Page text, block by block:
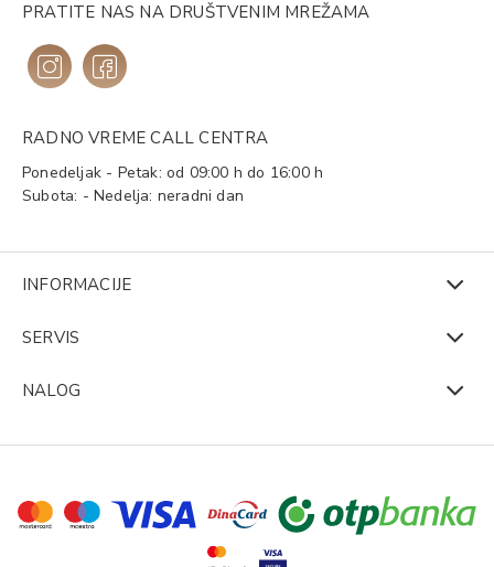
PRATITE NAS NA DRUŠTVENIM MREŽAMA
RADNO VREME CALL CENTRA
Ponedeljak - Petak: od 09:00 h do 16:00 h
Subota: - Nedelja: neradni dan
INFORMACIJE
SERVIS
NALOG